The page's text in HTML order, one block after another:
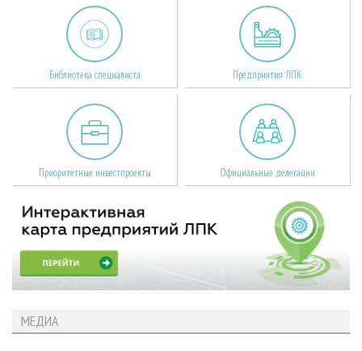
Библиотека специалиста Предприятия ЛПК
Приоритетные инвестпроекты Официальные делегации
МЕДИА